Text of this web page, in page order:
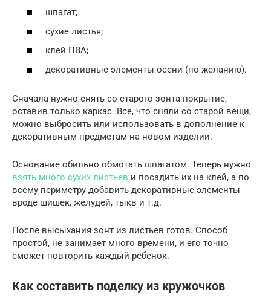
шпагат;
сухие листья;
клей ПВА;
декоративные элементы осени (по желанию).
Сначала нужно снять со старого зонта покрытие,
оставив только каркас. Все, что сняли со старой вещи,
можно выбросить или использовать в дополнение к
декоративным предметам на новом изделии.
Основание обильно обмотать шпагатом. Теперь нужно
взять много сухих листьев и посадить их на клей, а по
всему периметру добавить декоративные элементы
вроде шишек, желудей, тыкв и т.д.
После высыхания зонт из листьев готов. Способ
простой, не занимает много времени, и его точно
сможет повторить каждый ребенок.
Как составить поделку из кружочков